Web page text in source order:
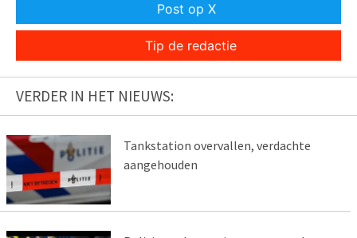
Post op X
Tip de redactie
VERDER IN HET NIEUWS:
Tankstation overvallen, verdachte
aangehouden